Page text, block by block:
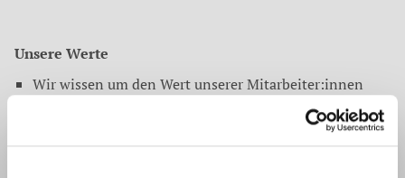
Unsere Werte
Wir wissen um den Wert unserer Mitarbeiter:innen
Wir gehen wertschätzend und freundlich miteinander
um.